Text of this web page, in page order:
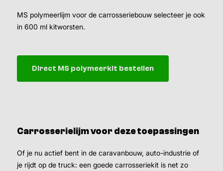
MS polymeerlijm voor de carrosseriebouw selecteer je ook
in 600 ml kitworsten.
Direct MS polymeerkit bestellen
Carrosserielijm voor deze toepassingen
Of je nu actief bent in de caravanbouw, auto-industrie of
je rijdt op de truck: een goede carrosseriekit is net zo